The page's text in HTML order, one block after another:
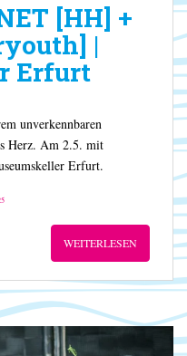
[HH] +
|
Erfurt
unverkennbaren
Herz. Am 2.5. mit
Erfurt.
WEITERLESEN